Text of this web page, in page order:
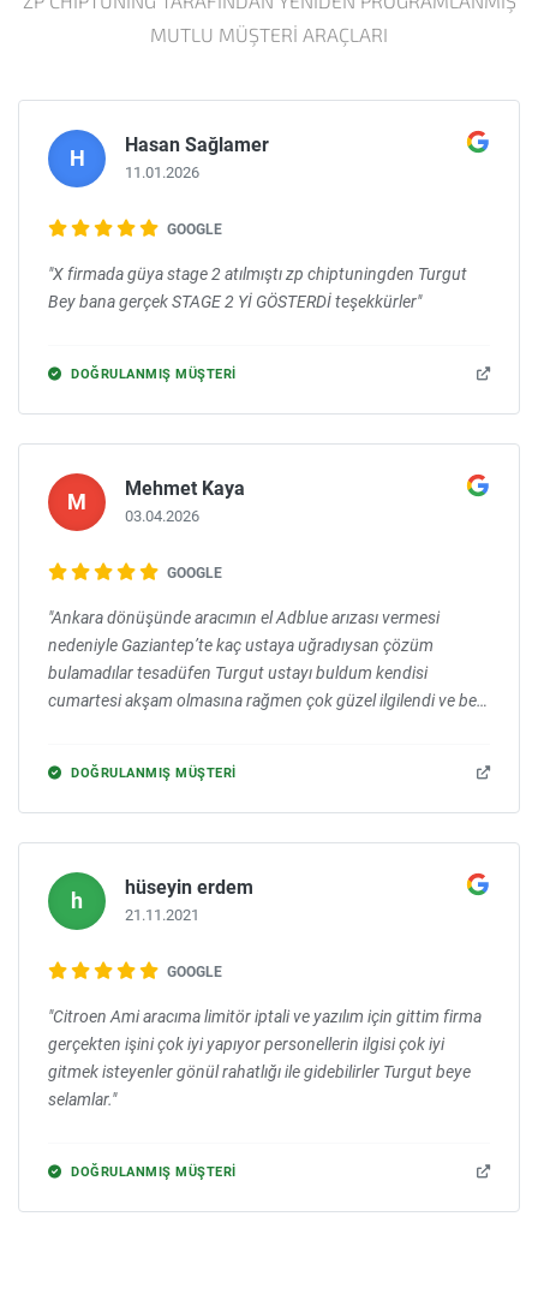
MUTLU MÜŞTERI ARAÇLARI
H
Hasan Sağlamer
11.01.2026
GOOGLE
"X firmada güya stage 2 atılmıştı zp chiptuningden Turgut
Bey bana gerçek STAGE 2 Yİ GÖSTERDİ teşekkürler"
DOĞRULANMIŞ MÜŞTERI
M
Mehmet Kaya
03.04.2026
GOOGLE
"Ankara dönüşünde aracımın el Adblue arızası vermesi
nedeniyle Gaziantep’te kaç ustaya uğradıysan çözüm
bulamadılar tesadüfen Turgut ustayı buldum kendisi
cumartesi akşam olmasına rağmen çok güzel ilgilendi ve beni
sağlık"
DOĞRULANMIŞ MÜŞTERI
h
hüseyin erdem
21.11.2021
GOOGLE
"Citroen Ami aracıma limitör iptali ve yazılım için gittim firma
gerçekten işini çok iyi yapıyor personellerin ilgisi çok iyi
gitmek isteyenler gönül rahatlığı ile gidebilirler Turgut beye
selamlar."
DOĞRULANMIŞ MÜŞTERI